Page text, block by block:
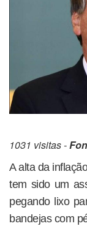
1031 visitas -
A alta da
tem sido um
pegando lixo
bandejas com